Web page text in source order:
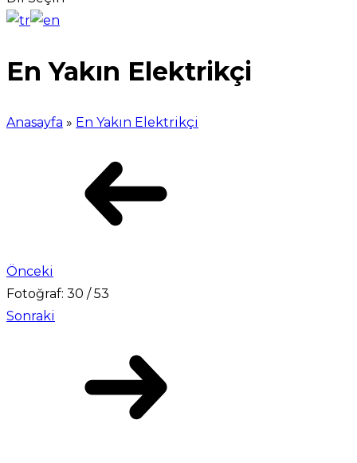
En Yakın Elektrikçi
Anasayfa » En Yakın Elektrikçi
Önceki
Fotoğraf: 30 / 53
Sonraki